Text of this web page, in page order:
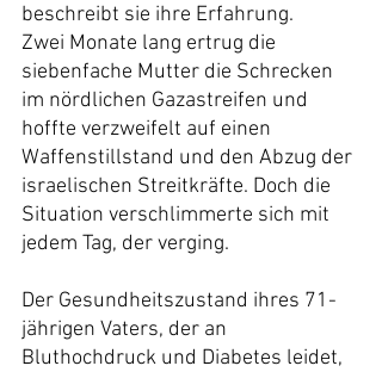
beschreibt sie ihre Erfahrung.
Zwei Monate lang ertrug die
siebenfache Mutter die Schrecken
im nördlichen Gazastreifen und
hoffte verzweifelt auf einen
Waffenstillstand und den Abzug der
israelischen Streitkräfte. Doch die
Situation verschlimmerte sich mit
jedem Tag, der verging.
Der Gesundheitszustand ihres 71-
jährigen Vaters, der an
Bluthochdruck und Diabetes leidet,